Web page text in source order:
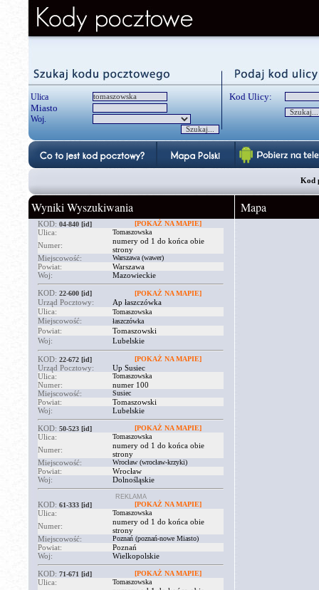
Ulica
Miasto
Woj.
Kod Ulicy:
Kod
Wyniki Wyszukiwania
KOD: 04-840 [id] [POKAŻ NA MAPIE]
Ulica: Tomaszowska
Numer:
numery od 1 do końca obie
strony
Miejscowość:
Warszawa (wawer)
Powiat:
Warszawa
Woj:
Mazowieckie
KOD: 22-600 [id] [POKAŻ NA MAPIE]
Urząd Pocztowy:
Ap łaszczówka
Ulica:
Tomaszowska
Miejscowość: łaszczówka
Powiat:
Tomaszowski
Woj:
Lubelskie
KOD: 22-672 [id] [POKAŻ NA MAPIE]
Urząd Pocztowy:
Up Susiec
Ulica:
Tomaszowska
Numer:
numer 100
Miejscowość:
Susiec
Powiat:
Tomaszowski
Woj:
Lubelskie
KOD: 50-523 [id] [POKAŻ NA MAPIE]
Ulica: Tomaszowska
Numer:
numery od 1 do końca obie
strony
Miejscowość:
Wrocław (wrocław-krzyki)
Powiat:
Wrocław
Woj:
Dolnośląskie
REKLAMA
KOD: 61-333 [id] [POKAŻ NA MAPIE]
Ulica: Tomaszowska
Numer:
numery od 1 do końca obie
strony
Miejscowość:
Poznań (poznań-nowe Miasto)
Powiat:
Poznań
Woj:
Wielkopolskie
KOD: 71-671 [id] [POKAŻ NA MAPIE]
Ulica: Tomaszowska
Mapa